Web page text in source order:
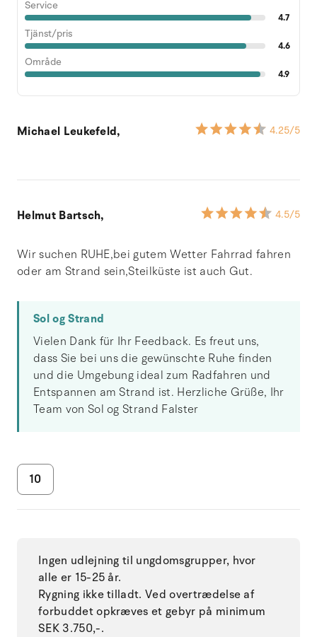
Service
4.7
Tjänst/pris
4.6
Område
4.9
Michael Leukefeld, 4.25/5
Helmut Bartsch, 4.5/5
Wir suchen RUHE,bei gutem Wetter Fahrrad fahren
oder am Strand sein,Steilküste ist auch Gut.
Sol og Strand
Vielen Dank für Ihr Feedback. Es freut uns,
dass Sie bei uns die gewünschte Ruhe finden
und die Umgebung ideal zum Radfahren und
Entspannen am Strand ist. Herzliche Grüße, Ihr
Team von Sol og Strand Falster
10
Ingen udlejning til ungdomsgrupper, hvor
alle er 15-25 år.
Rygning ikke tilladt. Ved overtrædelse af
forbuddet opkræves et gebyr på minimum
SEK 3.750,-.